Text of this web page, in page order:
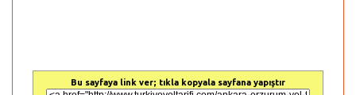
Bu sayfaya link ver; tıkla kopyala sayfana yapıştır